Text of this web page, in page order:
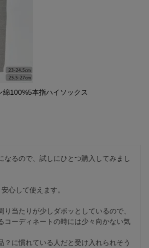
綿100%5本指ハイソックス
なるので、試しにひとつ購入してみまし
心して使えます。
り当たりが少しダボッとしているので、
コーディネートの時には少々向かない気
？に慣れている人だと受け入れられそう